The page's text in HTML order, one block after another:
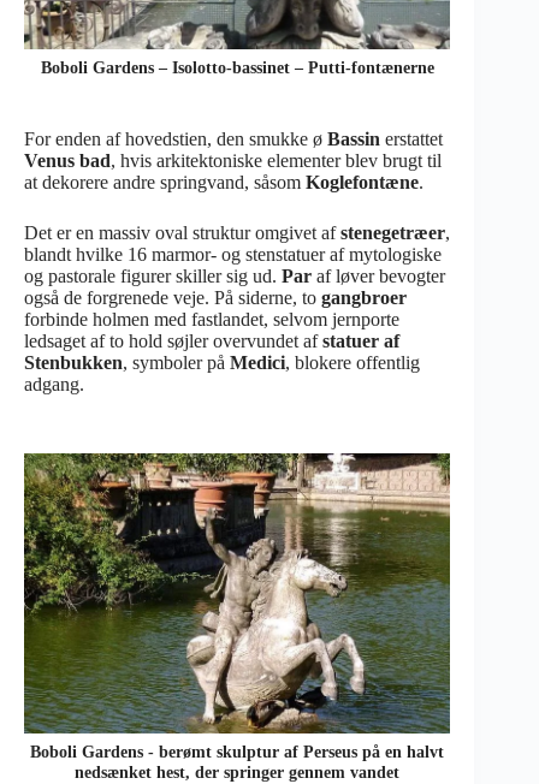
Boboli Gardens – Isolotto-bassinet – Putti-fontænerne
For enden af hovedstien, den smukke ø Bassin erstattet
Venus bad, hvis arkitektoniske elementer blev brugt til
at dekorere andre springvand, såsom Koglefontæne.
Det er en massiv oval struktur omgivet afstenegetræer,
blandt hvilke 16 marmor- og stenstatuer af mytologiske
og pastorale figurer skiller sig ud. Par af løver bevogter
også de forgrenede veje. På siderne, to gangbroer
forbinde holmen med fastlandet, selvom jernporte
ledsaget af to hold søjler overvundet afstatuer af
Stenbukken, symboler på Medici, blokere offentlig
adgang.
Boboli Gardens - berømt skulptur af Perseus på en halvt
nedsænket hest, der springer gennem vandet